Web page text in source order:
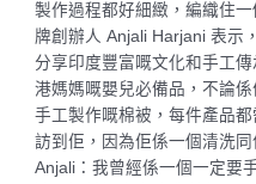
製作過程都好細緻，編織住
牌創辦人 Anjali Harjani 表示
分享印度豐富嘅文化和手工
港媽媽嘅嬰兒必備品，不論
手工製作嘅棉被，每件產品
訪到佢，因為佢係一個清洗
Anjali：我曾經係一個一定要